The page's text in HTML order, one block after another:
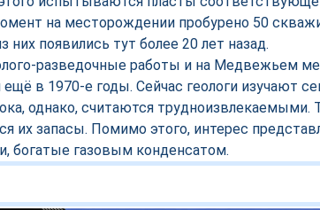
на месторождении пробурено 50
них появились тут более 20 лет назад.
разведочные работы и на Медвежьем
ещё в 1970-е годы. Сейчас геологи изучают
однако, считаются трудноизвлекаемыми.
их запасы. Помимо этого, интерес
богатые газовым конденсатом.